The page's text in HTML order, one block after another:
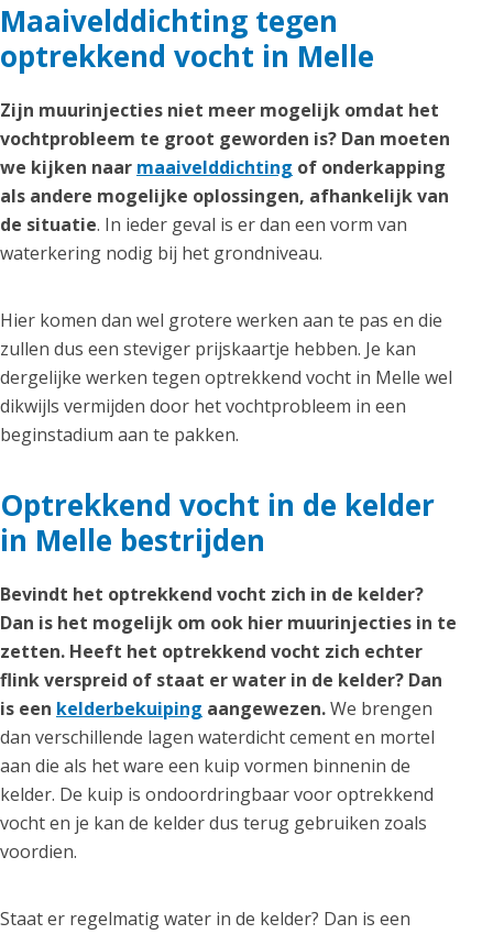
Maaivelddichting tegen
optrekkend vocht in Melle
Zijn muurinjecties niet meer mogelijk omdat het
vochtprobleem te groot geworden is? Dan moeten
we kijken naar maaivelddichting of onderkapping
als andere mogelijke oplossingen, afhankelijk van
de situatie. In ieder geval is er dan een vorm van
waterkering nodig bij het grondniveau.
Hier komen dan wel grotere werken aan te pas en die
zullen dus een steviger prijskaartje hebben. Je kan
dergelijke werken tegen optrekkend vocht in Melle wel
dikwijls vermijden door het vochtprobleem in een
beginstadium aan te pakken.
Optrekkend vocht in de kelder
in Melle bestrijden
Bevindt het optrekkend vocht zich in de kelder?
Dan is het mogelijk om ook hier muurinjecties in te
zetten. Heeft het optrekkend vocht zich echter
flink verspreid of staat er water in de kelder? Dan
is een kelderbekuiping aangewezen.We brengen
dan verschillende lagen waterdicht cement en mortel
aan die als het ware een kuip vormen binnenin de
kelder. De kuip is ondoordringbaar voor optrekkend
vocht en je kan de kelder dus terug gebruiken zoals
voordien.
Staat er regelmatig water in de kelder? Dan is een